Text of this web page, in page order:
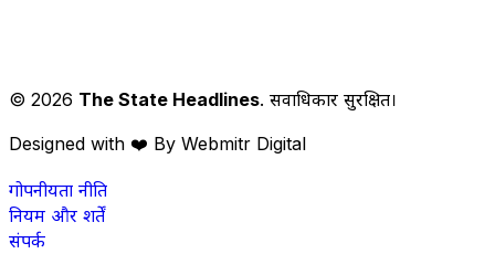
© 2026 The State Headlines. सर्वाधिकार सुरक्षित।
Designed with ❤️ By Webmitr Digital
गोपनीयता नीति
नियम और शर्तें
संपर्क